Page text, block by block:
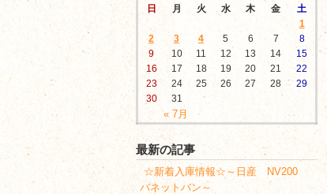
日 月 火 水 木 金 土
« 7月
1
2
3 4 5 6 7
8
9
10 11 12 13 14
15
16
17 18 19 20 21
22
23
24 25 26 27 28
29
30
31
最新の記事
☆新着入庫情報☆～日産 NV200
バネットバン～